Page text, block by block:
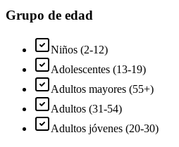
Grupo de edad
Niños (2-12)
Adolescentes (13-19)
Adultos mayores (55+)
Adultos (31-54)
Adultos jóvenes (20-30)